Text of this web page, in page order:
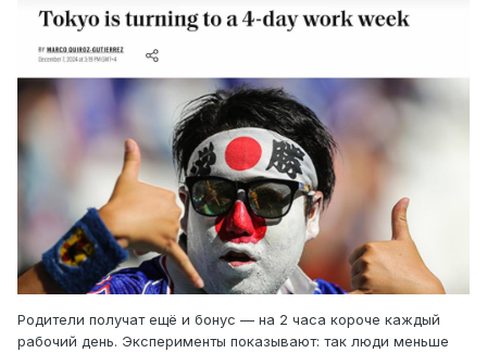
Родители получат ещё и бонус — на 2 часа короче каждый
рабочий день. Эксперименты показывают: так люди меньше